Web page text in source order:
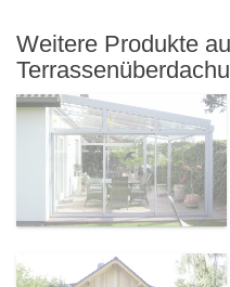
Weitere Produkte